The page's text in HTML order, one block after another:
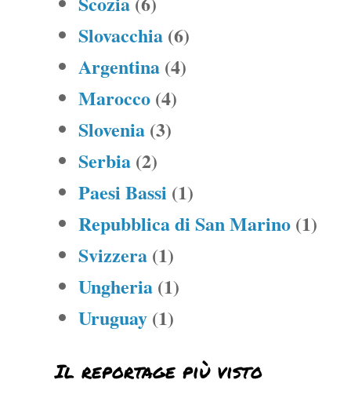
Slovacchia (6)
Argentina (4)
Marocco (4)
Slovenia (3)
Serbia (2)
Paesi Bassi (1)
Repubblica di San Marino (1)
Svizzera (1)
Ungheria (1)
Uruguay (1)
Il reportage più visto